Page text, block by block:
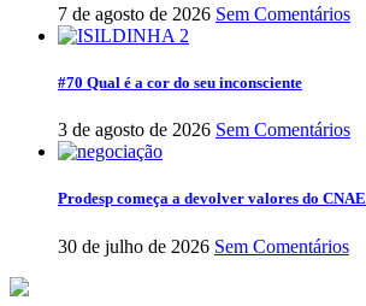
7 de agosto de 2026 Sem Comentários
#70 Qual é a cor do seu inconsciente
3 de agosto de 2026 Sem Comentários
Prodesp começa a devolver valores do CNAE
30 de julho de 2026 Sem Comentários